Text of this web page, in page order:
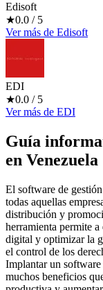
Edisoft
★0.0 / 5
Ver más de Edisoft
EDI
★0.0 / 5
Ver más de EDI
Guía
en Venezuela
El software de
todas aquellas
distribución y
herramienta permite
digital y optimizar la
el control de los
Implantar un
muchos beneficios